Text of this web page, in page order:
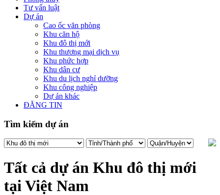
Tư vấn luật
Dự án
Cao ốc văn phòng
Khu căn hộ
Khu đô thị mới
Khu thương mại dịch vụ
Khu phức hợp
Khu dân cư
Khu du lịch nghỉ dưỡng
Khu công nghiệp
Dự án khác
ĐĂNG TIN
Tìm kiếm dự án
Tất cả dự án Khu đô thị mới
tại Việt Nam